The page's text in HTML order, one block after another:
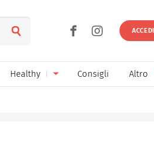
ACCEDI
Healthy Consigli Altro